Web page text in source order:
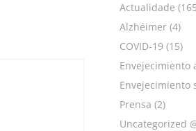
Actualidade
Alzhéimer (4)
COVID-19 (15)
Envejecimiento
Envejecimiento
Prensa (2)
Uncategorized